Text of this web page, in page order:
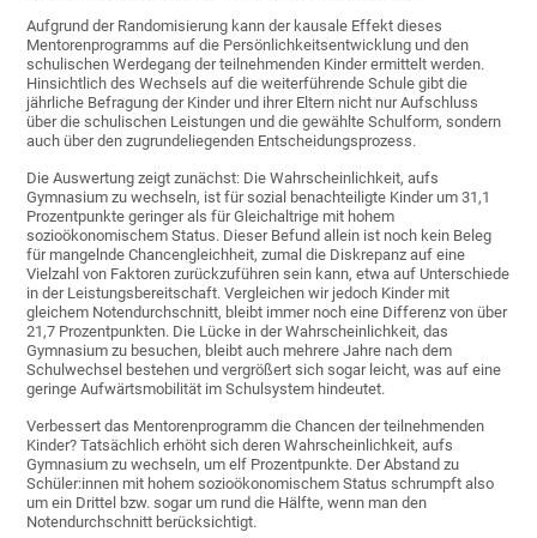
Aufgrund der Randomisierung kann der kausale Effekt dieses
Mentorenprogramms auf die Persönlichkeitsentwicklung und den
schulischen Werdegang der teilnehmenden Kinder ermittelt werden.
Hinsichtlich des Wechsels auf die weiterführende Schule gibt die
jährliche Befragung der Kinder und ihrer Eltern nicht nur Aufschluss
über die schulischen Leistungen und die gewählte Schulform, sondern
auch über den zugrundeliegenden Entscheidungsprozess.
Die Auswertung zeigt zunächst: Die Wahrscheinlichkeit, aufs
Gymnasium zu wechseln, ist für sozial benachteiligte Kinder um 31,1
Prozentpunkte geringer als für Gleichaltrige mit hohem
sozioökonomischem Status. Dieser Befund allein ist noch kein Beleg
für mangelnde Chancengleichheit, zumal die Diskrepanz auf eine
Vielzahl von Faktoren zurückzuführen sein kann, etwa auf Unterschiede
in der Leistungsbereitschaft. Vergleichen wir jedoch Kinder mit
gleichem Notendurchschnitt, bleibt immer noch eine Differenz von über
21,7 Prozentpunkten. Die Lücke in der Wahrscheinlichkeit, das
Gymnasium zu besuchen, bleibt auch mehrere Jahre nach dem
Schulwechsel bestehen und vergrößert sich sogar leicht, was auf eine
geringe Aufwärtsmobilität im Schulsystem hindeutet.
Verbessert das Mentorenprogramm die Chancen der teilnehmenden
Kinder? Tatsächlich erhöht sich deren Wahrscheinlichkeit, aufs
Gymnasium zu wechseln, um elf Prozentpunkte. Der Abstand zu
Schüler:innen mit hohem sozioökonomischem Status schrumpft also
um ein Drittel bzw. sogar um rund die Hälfte, wenn man den
Notendurchschnitt berücksichtigt.